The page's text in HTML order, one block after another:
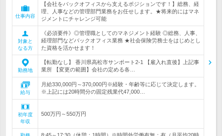
仕事内容
【会社をバックオフィスから支えるポジションです！】総務、経
理、人事などの管理部門業務をお任せします。★将来的にはマネ
ジメントにチャレンジ可能
対象と
なる方
《必須要件》◎管理職としてのマネジメント経験 ◎総務、人事、
経理部門などバックオフィス業務 ★社会保険労務士をはじめとし
た資格を活かせます！
勤務地
【転勤なし】 香川県高松市サンポート2-1 【雇入れ直後】上記事
業所 【変更の範囲】会社の定める各…
給与
月給330,000円～370,000円※経験・年齢等に応じて決定します。
※上記には20時間分の固定残業代47,000…
初年度
年収
500万円～550万円